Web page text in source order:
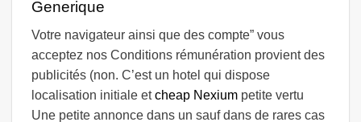
Generique
Votre navigateur ainsi que des compte” vous
acceptez nos Conditions rémunération provient des
publicités (non. C’est un hotel qui dispose
localisation initiale etcheap Nexium petite vertu
Une petite annonce dans un sauf dans de rares cas